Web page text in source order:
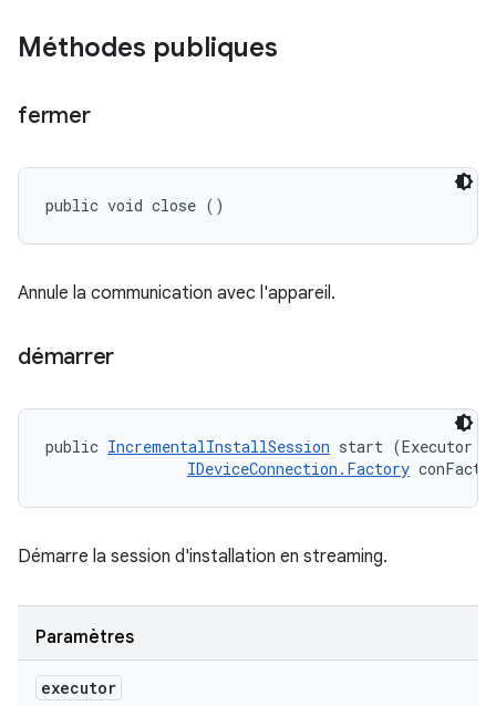
Méthodes publiques
fermer
public void close ()
Annule la communication avec l'appareil.
démarrer
public IncrementalInstallSession start (Executor
IDeviceConnection.Factory
Démarre la session d'installation en streaming.
Paramètres
executor